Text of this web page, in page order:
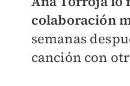
colaboración
semanas
canción con